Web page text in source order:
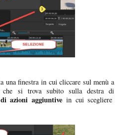
una finestra in cui cliccare sul menù a
che si trova subito sulla destra di
azioni aggiuntive in cui scegliere